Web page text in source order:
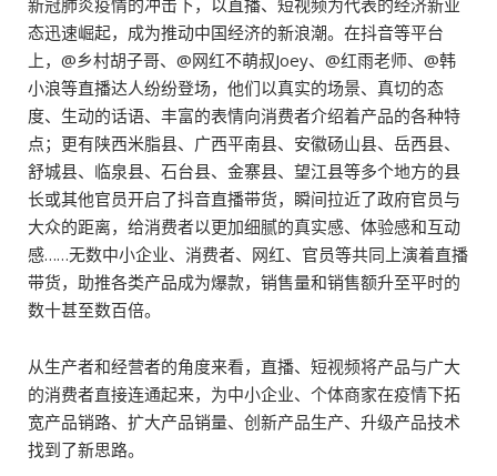
新冠肺炎疫情的冲击下，以直播、短视频为代表的经济新业
态迅速崛起，成为推动中国经济的新浪潮。在抖音等平台
上，@乡村胡子哥、@网红不萌叔Joey、@红雨老师、@韩
小浪等直播达人纷纷登场，他们以真实的场景、真切的态
度、生动的话语、丰富的表情向消费者介绍着产品的各种特
点；更有陕西米脂县、广西平南县、安徽砀山县、岳西县、
舒城县、临泉县、石台县、金寨县、望江县等多个地方的县
长或其他官员开启了抖音直播带货，瞬间拉近了政府官员与
大众的距离，给消费者以更加细腻的真实感、体验感和互动
感……无数中小企业、消费者、网红、官员等共同上演着直播
带货，助推各类产品成为爆款，销售量和销售额升至平时的
数十甚至数百倍。
从生产者和经营者的角度来看，直播、短视频将产品与广大
的消费者直接连通起来，为中小企业、个体商家在疫情下拓
宽产品销路、扩大产品销量、创新产品生产、升级产品技术
找到了新思路。